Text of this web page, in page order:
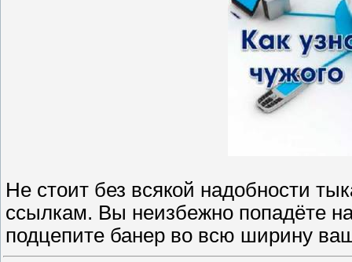
Не стоит без всякой надобности
ссылкам. Вы неизбежно попадёте
подцепите банер во всю ширину